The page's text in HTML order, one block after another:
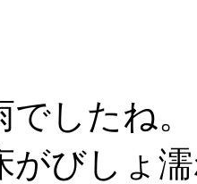
でした
がびしょ